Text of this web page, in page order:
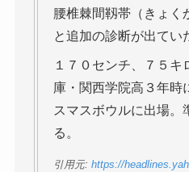
腰椎棘間靱帯（きょく
と追加の診断が出てい
１７０センチ、７５キ
庫・関西学院高３年時
スマスボウルに出場。
る。
引用元: https://